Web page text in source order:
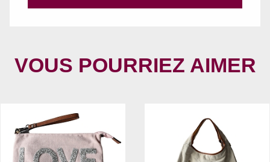
VOUS POURRIEZ AIMER